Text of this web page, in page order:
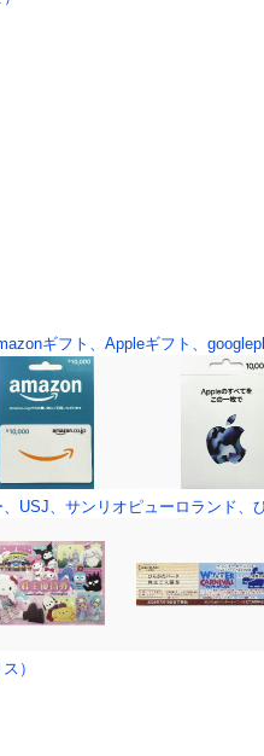
ギフト、Appleギフト、
USJ、サンリオピューロランド、
）